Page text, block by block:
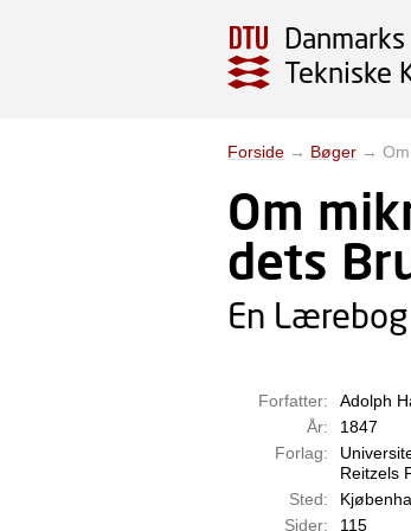
Danmarks
Tekniske
Forside → Bøger →
Om
dets
En Lærebog
Forfatter:
Adolph
År:
1847
Forlag:
Reitzels
Sted:
Sider:
115